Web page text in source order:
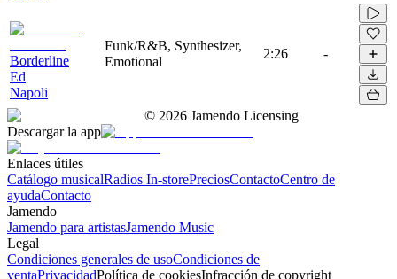
Borderline
Ed
Napoli
Funk/R&B, Synthesizer,
Emotional
2:26 -
© 2026 Jamendo Licensing
Descargar la app
Enlaces útiles
Catálogo musicalRadios In-storePreciosContactoCentro de
ayudaContacto
Jamendo
Jamendo para artistasJamendo Music
Legal
Condiciones generales de usoCondiciones de
ventaPrivacidadPolítica de cookiesInfracción de copyright